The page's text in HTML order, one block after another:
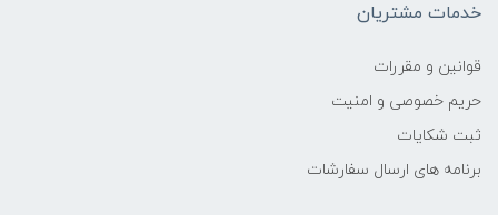
خدمات مشتریان
قوانین و مقررات
حریم خصوصی و امنیت
ثبت شکایات
برنامه های ارسال سفارشات